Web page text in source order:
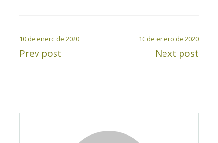
10 de enero de 2020
Prev post
10 de enero de 2020
Next post